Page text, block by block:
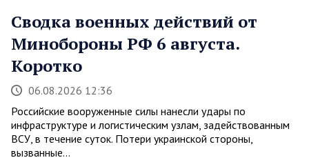
Сводка военных действий от
Минобороны РФ 6 августа.
Коротко
06.08.2026 12:36
Российские вооруженные силы нанесли удары по
инфраструктуре и логистическим узлам, задействованным
ВСУ, в течение суток. Потери украинской стороны,
вызванные…